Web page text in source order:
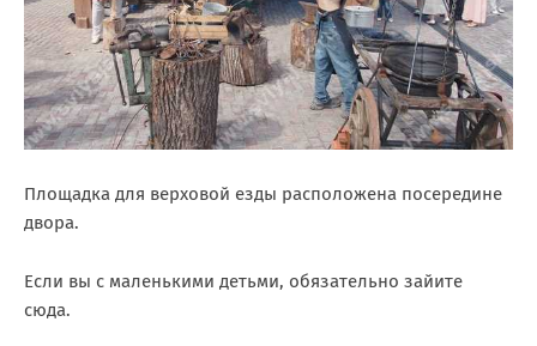
Площадка для верховой езды расположена посередине
двора.
Если вы с маленькими детьми, обязательно зайите
сюда.